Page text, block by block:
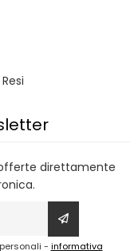
direttamente
- informativa